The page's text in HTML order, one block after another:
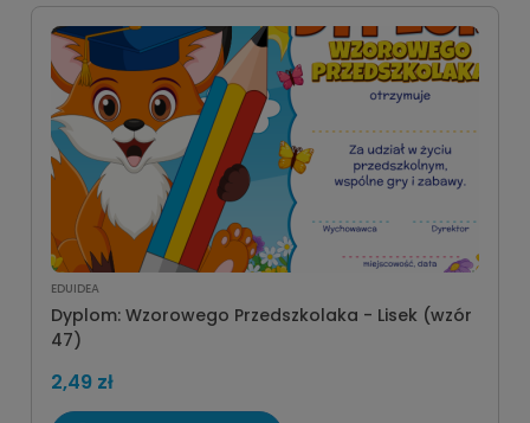
EDUIDEA
Dyplom: Wzorowego Przedszkolaka - Lisek (wzór
47)
2,49 zł